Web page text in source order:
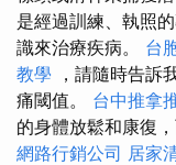
是經過訓練、執照
識來治療疾病。 台
教學 ，請隨時告訴
痛閾值。 台中推拿
的身體放鬆和康復
網路行銷公司 居家